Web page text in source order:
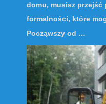
domu, musisz przejść
formalności, które
Począwszy od …